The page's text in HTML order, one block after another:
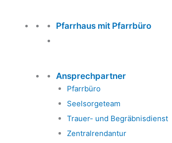
Pfarrhaus mit Pfarrbüro
Ansprechpartner
Pfarrbüro
Seelsorgeteam
Trauer- und Begräbnisdienst
Zentralrendantur